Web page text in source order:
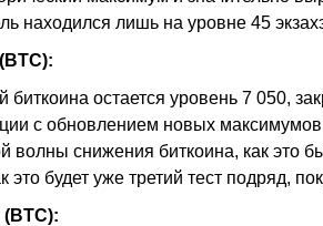
находился лишь на уровне 45
остается уровень 7 050,
с обновлением новых
волны снижения биткоина, как это
это будет уже третий тест подряд,
: